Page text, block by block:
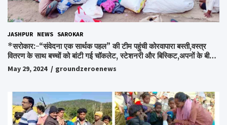
JASHPUR NEWS SAROKAR
*सरोकार:-“संवेदना एक सार्थक पहल” की टीम पहुंची कोरवापारा बस्ती,वस्त्र
वितरण के साथ बच्चों को बांटी गई चॉकलेट, स्टेशनरी और बिस्किट,अपनों के बीच
अपनों को पाकर भाव विभोर हुए लोग,संवेदना समूह के संस्थापक स्व.विश्वबंधु को
किया गया याद,समाजसेवी और समूह के लोगों ने रखी अपनी राय,कहा स्व.शर्मा के
May 29, 2024 groundzeroenews